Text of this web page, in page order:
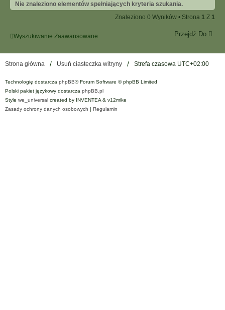
Nie znaleziono elementów spełniających kryteria szukania.
Znaleziono 0 Wyników • Strona 1 Z 1
Wyszukiwanie Zaawansowane Przejdź Do
Strona główna Usuń ciasteczka witryny Strefa czasowa UTC+02:00
Technologię dostarcza phpBB® Forum Software © phpBB Limited
Polski pakiet językowy dostarcza phpBB.pl
Style we_universal created by INVENTEA & v12mike
Zasady ochrony danych osobowych | Regulamin